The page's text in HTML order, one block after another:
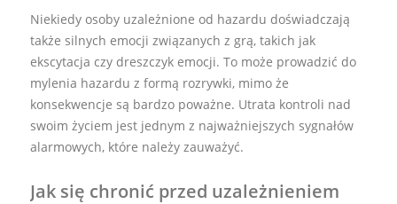
Niekiedy osoby uzależnione od hazardu doświadczają
także silnych emocji związanych z grą, takich jak
ekscytacja czy dreszczyk emocji. To może prowadzić do
mylenia hazardu z formą rozrywki, mimo że
konsekwencje są bardzo poważne. Utrata kontroli nad
swoim życiem jest jednym z najważniejszych sygnałów
alarmowych, które należy zauważyć.
Jak się chronić przed uzależnieniem